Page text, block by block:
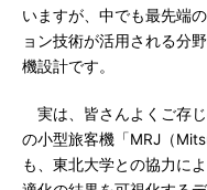
いますが、中でも最先端
ョン技術が活用される分
機設計です。
実は、皆さんよくご存
の小型旅客機「MRJ（
も、東北大学との協力に